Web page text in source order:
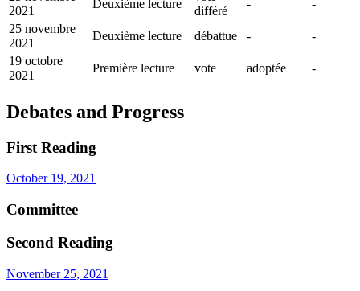
2021
Deuxième lecture
différé
-
-
25 novembre
2021
Deuxième lecture débattue -
-
19 octobre
2021
Première lecture vote adoptée -
Debates and Progress
First Reading
October 19, 2021
Committee
Second Reading
November 25, 2021